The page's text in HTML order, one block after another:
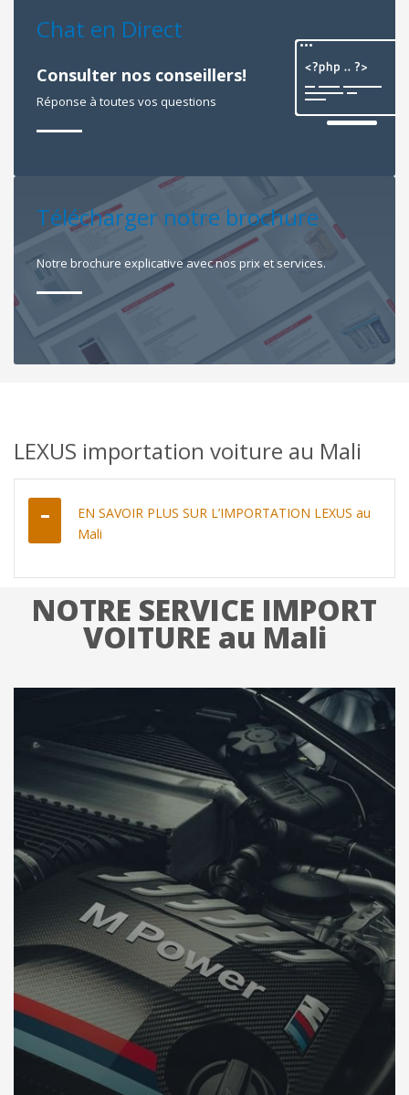
Chat en Direct
Consulter nos conseillers!
Réponse à toutes vos questions
Télécharger notre brochure
Notre brochure explicative avec nos prix et services.
LEXUS importation voiture au Mali
EN SAVOIR PLUS SUR L’IMPORTATION LEXUS au
Mali
NOTRE SERVICE IMPORT
VOITURE au Mali